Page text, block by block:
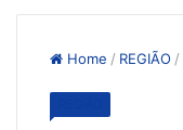
Home / REGIÃO /